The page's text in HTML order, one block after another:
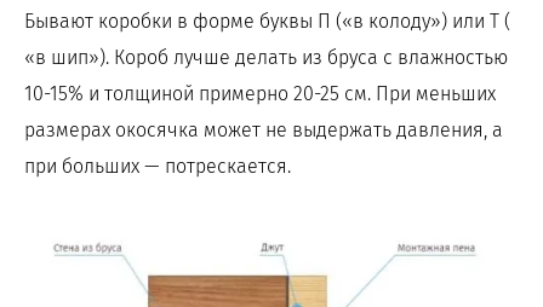
Бывают коробки в форме буквы П («в колоду») или Т (
«в шип»). Короб лучше делать из бруса с влажностью
10-15% и толщиной примерно 20-25 см. При меньших
размерах окосячка может не выдержать давления, а
при больших — потрескается.